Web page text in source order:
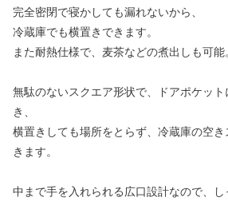
完全密閉で寝かしても漏れないから、
冷蔵庫でも横置きできます。
また耐熱仕様で、麦茶などの煮出しも可能
無駄のないスクエア形状で、ドアポケッ
き、
横置きしても場所をとらず、冷蔵庫の空
きます。
中まで手を入れられる広口設計なので、し